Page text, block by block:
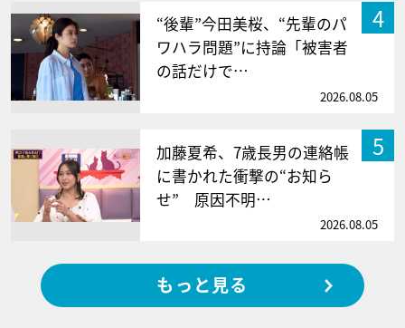
4
“後輩”今田美桜、“先輩のパ
ワハラ問題”に持論「被害者
の話だけで…
2026.08.05
5
加藤夏希、7歳長男の連絡帳
に書かれた衝撃の“お知ら
せ” 原因不明…
2026.08.05
もっと見る